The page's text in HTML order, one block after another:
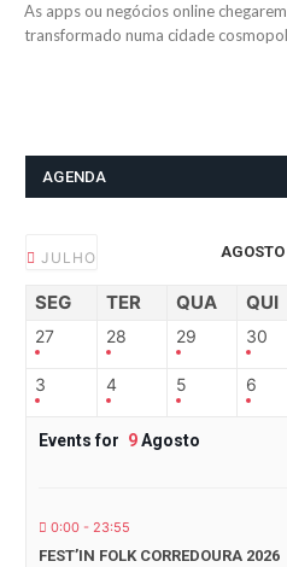
As apps ou negócios online
transformado numa cidade
AGENDA
JULHO
SEG TER QUA QUI
27 28 29 30
3 4 5 6
Events for 9Agosto
0:00 - 23:55
FEST’IN FOLK CORREDOURA 2026